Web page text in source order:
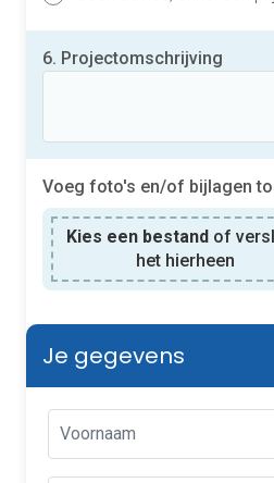
6. Projectomschrijving
Voeg foto's en/of bijlagen
Kies een bestand of
het hierheen
Je gegevens